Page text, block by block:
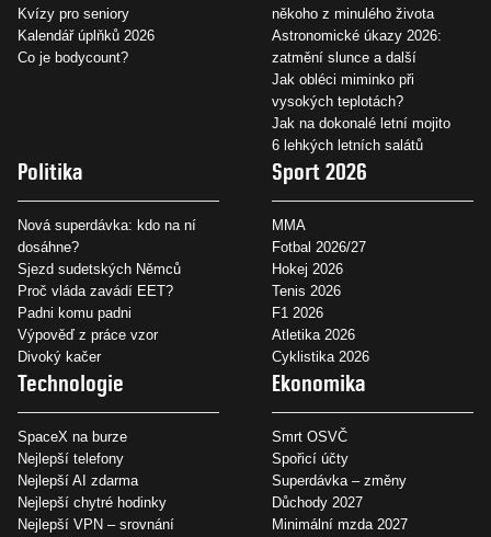
Kvízy pro seniory
Kalendář úplňků 2026
Co je bodycount?
někoho z minulého života
Astronomické úkazy 2026:
zatmění slunce a další
Jak obléci miminko při
vysokých teplotách?
Jak na dokonalé letní mojito
6 lehkých letních salátů
Politika
Nová superdávka: kdo na ní
dosáhne?
Sjezd sudetských Němců
Proč vláda zavádí EET?
Padni komu padni
Výpověď z práce vzor
Divoký kačer
Sport 2026
MMA
Fotbal 2026/27
Hokej 2026
Tenis 2026
F1 2026
Atletika 2026
Cyklistika 2026
Technologie
SpaceX na burze
Nejlepší telefony
Nejlepší AI zdarma
Nejlepší chytré hodinky
Nejlepší VPN – srovnání
Ekonomika
Smrt OSVČ
Spořicí účty
Superdávka – změny
Důchody 2027
Minimální mzda 2027